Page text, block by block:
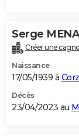
Serge
Créer une
Naissance
17/05/1939 à
Décès
23/04/2023 au